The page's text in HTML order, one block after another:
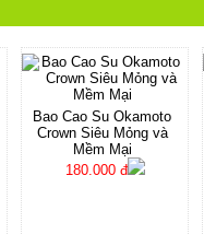
Bao Cao Su Okamoto
Crown Siêu Mỏng và
Mềm Mại
180.000 đ